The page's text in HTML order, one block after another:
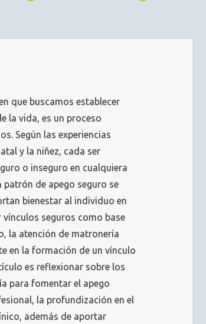
que buscamos establecer
la vida, es un proceso
Según las experiencias
y la niñez, cada ser
o inseguro en cualquiera
patrón de apego seguro se
bienestar al individuo en
seguros como base
la atención de matronería
en la formación de un vínculo
es reflexionar sobre los
para fomentar el apego
la profundización en el
además de aportar